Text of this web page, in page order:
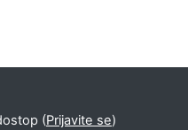
(Prijavite se)